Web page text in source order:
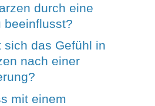
durch eine
beeinflusst?
sich das Gefühl in
nach einer
mit einem